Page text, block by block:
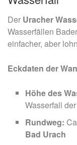
Der Uracher
Wasserfällen
einfacher, aber
Eckdaten der
Höhe des
Wasserfall
Rundweg:
Bad Urach